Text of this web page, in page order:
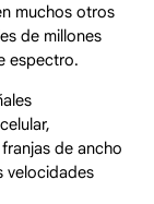
muchos otros
de millones
espectro.
de ancho
velocidades